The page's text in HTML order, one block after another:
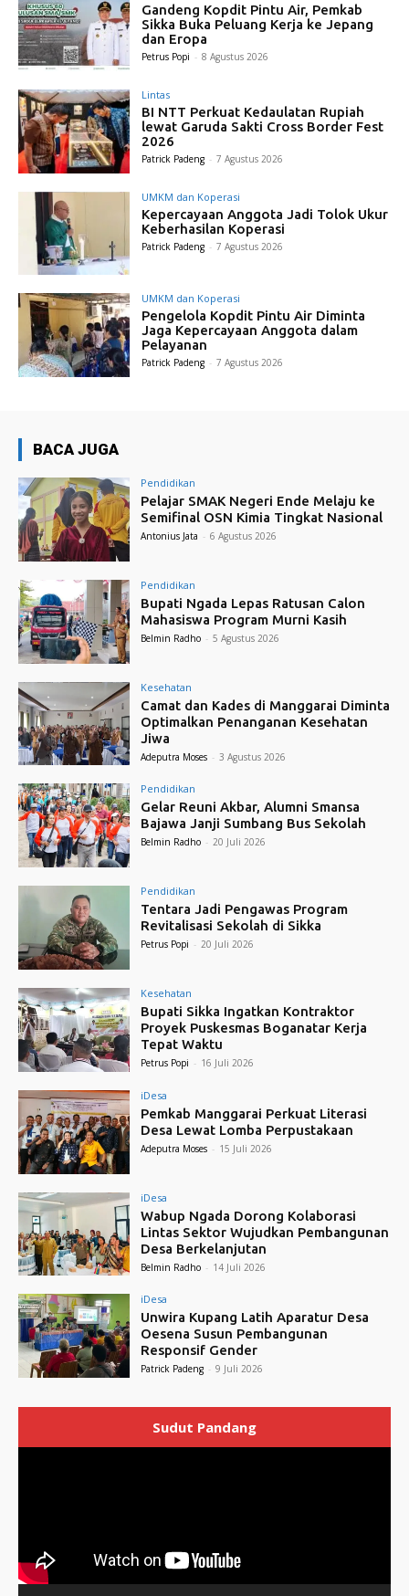
Gandeng Kopdit Pintu Air, Pemkab
Sikka Buka Peluang Kerja ke Jepang
dan Eropa
Petrus Popi - 8 Agustus 2026
Lintas
BI NTT Perkuat Kedaulatan Rupiah
lewat Garuda Sakti Cross Border Fest
2026
Patrick Padeng - 7 Agustus 2026
UMKM dan Koperasi
Kepercayaan Anggota Jadi Tolok Ukur
Keberhasilan Koperasi
Patrick Padeng - 7 Agustus 2026
UMKM dan Koperasi
Pengelola Kopdit Pintu Air Diminta
Jaga Kepercayaan Anggota dalam
Pelayanan
Patrick Padeng - 7 Agustus 2026
BACA JUGA
Pendidikan
Pelajar SMAK Negeri Ende Melaju ke
Semifinal OSN Kimia Tingkat Nasional
Antonius Jata - 6 Agustus 2026
Pendidikan
Bupati Ngada Lepas Ratusan Calon
Mahasiswa Program Murni Kasih
Belmin Radho - 5 Agustus 2026
Kesehatan
Camat dan Kades di Manggarai Diminta
Optimalkan Penanganan Kesehatan
Jiwa
Adeputra Moses - 3 Agustus 2026
Pendidikan
Gelar Reuni Akbar, Alumni Smansa
Bajawa Janji Sumbang Bus Sekolah
Belmin Radho - 20 Juli 2026
Pendidikan
Tentara Jadi Pengawas Program
Revitalisasi Sekolah di Sikka
Petrus Popi - 20 Juli 2026
Kesehatan
Bupati Sikka Ingatkan Kontraktor
Proyek Puskesmas Boganatar Kerja
Tepat Waktu
Petrus Popi - 16 Juli 2026
iDesa
Pemkab Manggarai Perkuat Literasi
Desa Lewat Lomba Perpustakaan
Adeputra Moses - 15 Juli 2026
iDesa
Wabup Ngada Dorong Kolaborasi
Lintas Sektor Wujudkan Pembangunan
Desa Berkelanjutan
Belmin Radho - 14 Juli 2026
iDesa
Unwira Kupang Latih Aparatur Desa
Oesena Susun Pembangunan
Responsif Gender
Patrick Padeng - 9 Juli 2026
Sudut Pandang